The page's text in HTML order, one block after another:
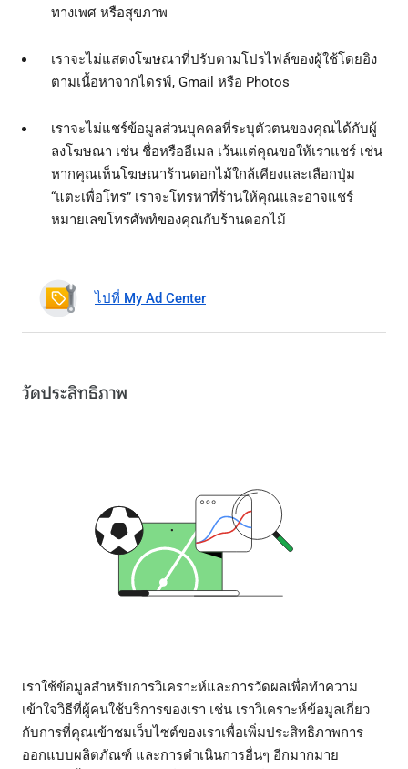
ทางเพศ หรือสุขภาพ
เราจะไม่แสดงโฆษณาที่ปรับตามโปรไฟล์ของผู้ใช้โดยอิง
ตามเนื้อหาจากไดรฟ์, Gmail หรือ Photos
เราจะไม่แชร์ข้อมูลส่วนบุคคลที่ระบุตัวตนของคุณได้กับผู้
ลงโฆษณา เช่น ชื่อหรืออีเมล เว้นแต่คุณขอให้เราแชร์ เช่น
หากคุณเห็นโฆษณาร้านดอกไม้ใกล้เคียงและเลือกปุ่ม
“แตะเพื่อโทร” เราจะโทรหาที่ร้านให้คุณและอาจแชร์
หมายเลขโทรศัพท์ของคุณกับร้านดอกไม้
ไปที่ My Ad Center
วัดประสิทธิภาพ
เราใช้ข้อมูลสำหรับการวิเคราะห์และการวัดผลเพื่อทำความ
เข้าใจวิธีที่ผู้คนใช้บริการของเรา เช่น เราวิเคราะห์ข้อมูลเกี่ยว
กับการที่คุณเข้าชมเว็บไซต์ของเราเพื่อเพิ่มประสิทธิภาพการ
ออกแบบผลิตภัณฑ์ และการดำเนินการอื่นๆ อีกมากมาย